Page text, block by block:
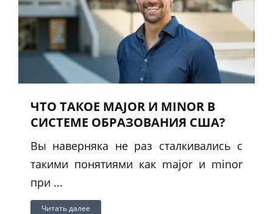
ЧТО ТАКОЕ MAJOR И MINOR В
СИСТЕМЕ ОБРАЗОВАНИЯ США?
Вы наверняка не раз сталкивались с
такими понятиями как major и minor
при ...
Читать далее